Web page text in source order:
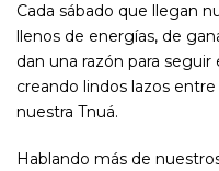
Cada sábado que llegan
llenos de energías, de
dan una razón para
creando lindos lazos
nuestra Tnuá.
Hablando más de